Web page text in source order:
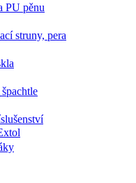
PU pěnu
struny, pera